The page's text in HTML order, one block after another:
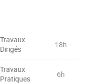
Travaux
Dirigés
18h
Travaux
Pratiques
6h